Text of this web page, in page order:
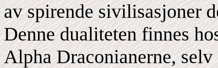
av spirende sivilisasjoner
Denne dualiteten finnes
Alpha Draconianerne,